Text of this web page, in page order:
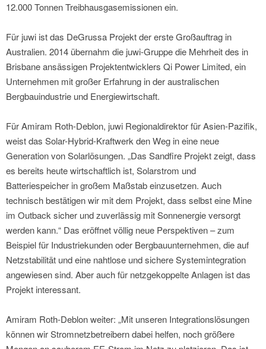
12.000 Tonnen Treibhausgasemissionen ein.
Für juwi ist das DeGrussa Projekt der erste Großauftrag in
Australien. 2014 übernahm die juwi-Gruppe die Mehrheit des in
Brisbane ansässigen Projektentwicklers Qi Power Limited, ein
Unternehmen mit großer Erfahrung in der australischen
Bergbauindustrie und Energiewirtschaft.
Für Amiram Roth-Deblon, juwi Regionaldirektor für Asien-Pazifik,
weist das Solar-Hybrid-Kraftwerk den Weg in eine neue
Generation von Solarlösungen. „Das Sandfire Projekt zeigt, dass
es bereits heute wirtschaftlich ist, Solarstrom und
Batteriespeicher in großem Maßstab einzusetzen. Auch
technisch bestätigen wir mit dem Projekt, dass selbst eine Mine
im Outback sicher und zuverlässig mit Sonnenergie versorgt
werden kann.“ Das eröffnet völlig neue Perspektiven – zum
Beispiel für Industriekunden oder Bergbauunternehmen, die auf
Netzstabilität und eine nahtlose und sichere Systemintegration
angewiesen sind. Aber auch für netzgekoppelte Anlagen ist das
Projekt interessant.
Amiram Roth-Deblon weiter: „Mit unseren Integrationslösungen
können wir Stromnetzbetreibern dabei helfen, noch größere